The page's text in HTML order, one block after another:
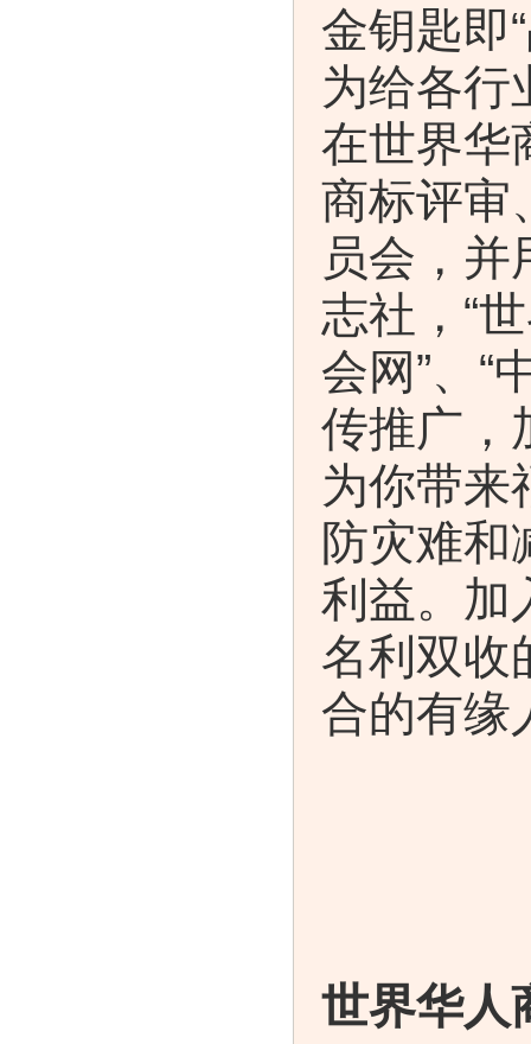
金钥匙即
为给各行
在世界华
商标评审
员会，并
志社，“
会网”、“
传推广，
为你带来
防灾难和
利益。加
名利双收
合的有缘
世界华